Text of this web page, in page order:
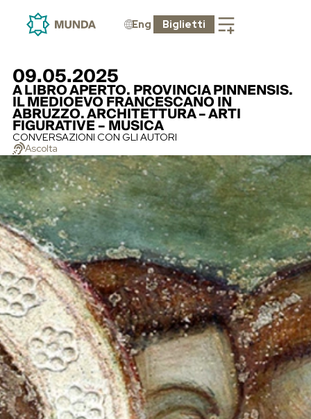
Eng Biglietti
09.05.2025
A LIBRO APERTO. PROVINCIA PINNENSIS.
IL MEDIOEVO FRANCESCANO IN
ABRUZZO. ARCHITETTURA – ARTI
FIGURATIVE – MUSICA
CONVERSAZIONI CON GLI AUTORI
Ascolta